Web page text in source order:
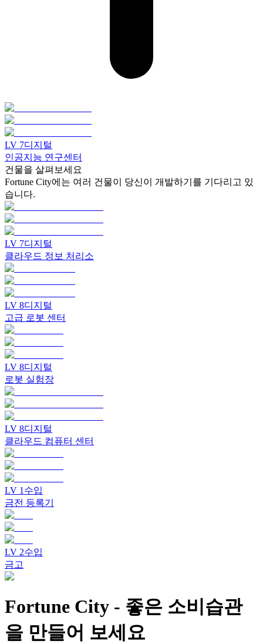
LV 7디지털
인공지능 연구센터
건물을 살펴보세요
Fortune City에는 여러 건물이 당신이 개발하기를 기다리고 있
습니다.
LV 7디지털
클라우드 정보 처리소
LV 8디지털
고급 로봇 센터
LV 8디지털
로봇 실험장
LV 8디지털
클라우드 컴퓨터 센터
LV 1 수입
금전 등록기
LV 2수입
금고
Fortune City - 좋은 소비습관
을 만들어 보세요